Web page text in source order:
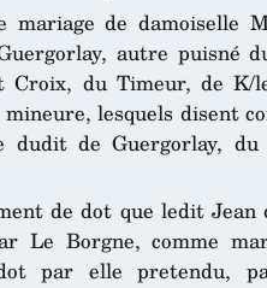
de damoiselle
autre puisné
Croix, du Timeur, de
lesquels disent
de Guergorlay,
de dot que ledit Jean
Le Borgne, comme
par elle pretendu,